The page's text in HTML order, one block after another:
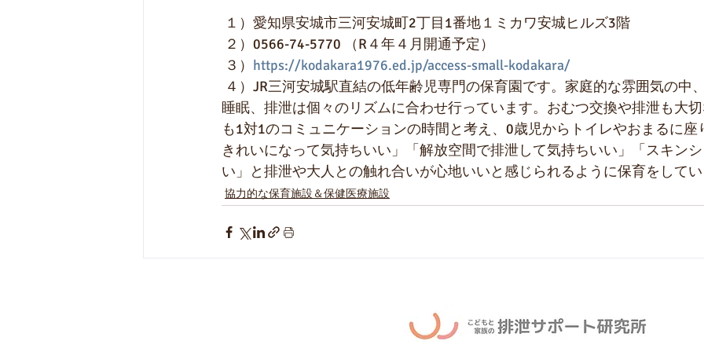
１）愛知県安城市三河安城町2丁目1番地１ミカワ安城ヒルズ3階
２）0566-74-5770 （R４年４月開通予定）
３） https://kodakara1976.ed.jp/access-small-kodakara/
睡眠、排泄は個々のリズムに合わせ行っています。おむつ交換や排泄も大
も1対1のコミュニケーションの時間と考え、0歳児からトイレやおまるに座
きれいになって気持ちいい」「解放空間で排泄して気持ちいい」「スキン
い」と排泄や大人との触れ合いが心地いいと感じられるように保育をして
協力的な保育施設＆保健医療施設